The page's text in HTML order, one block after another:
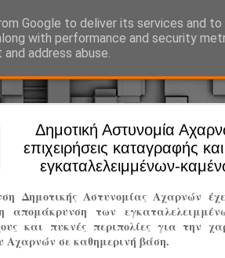
Δημοτική Αστυνομία
επιχειρήσεις καταγραφής
εγκαταλελειμμένων-
Δημοτικής Αστυνομίας Αχαρνών
απομάκρυνση των
και πυκνές περιπολίες για την
Αχαρνών σε καθημερινή βάση.
Google to deliver its services and
with performance and security
address abuse.
νέα! Ό, τι συμβαίνει γύρω από